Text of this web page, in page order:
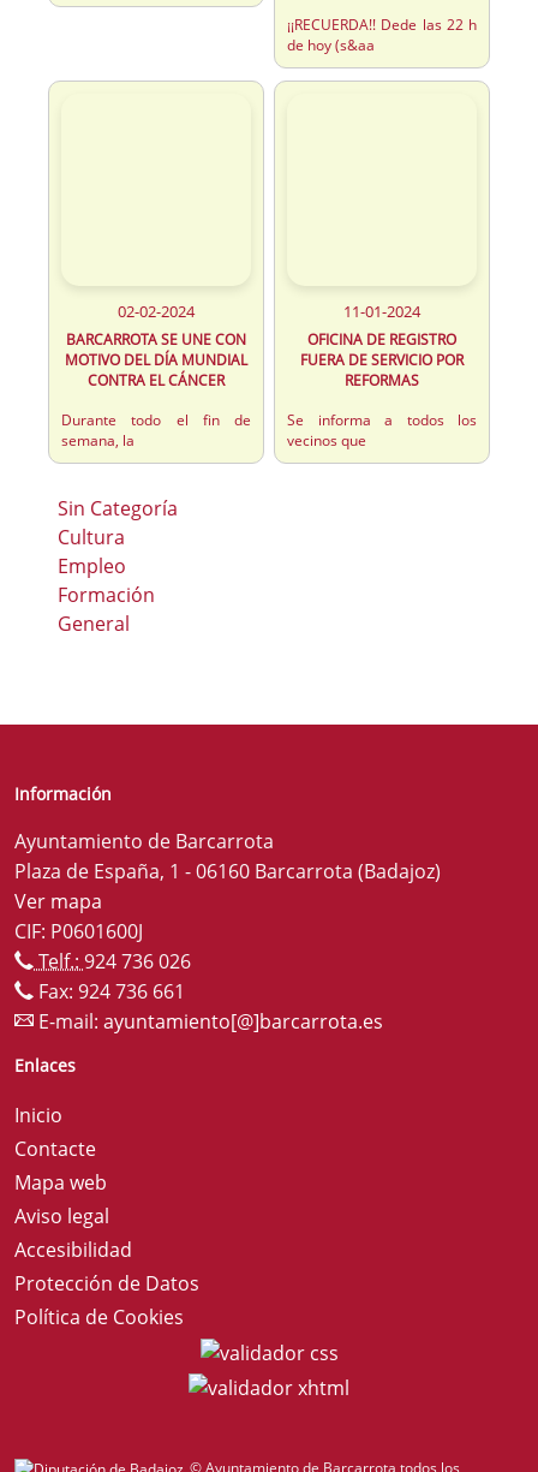
¡¡RECUERDA!! Dede las 22 h
de hoy (s&aa
02-02-2024
BARCARROTA SE UNE CON
MOTIVO DEL DÍA MUNDIAL
CONTRA EL CÁNCER
Durante todo el fin de
semana, la
11-01-2024
OFICINA DE REGISTRO
FUERA DE SERVICIO POR
REFORMAS
Se informa a todos los
vecinos que
Sin Categoría
Cultura
Empleo
Formación
General
Información
Ayuntamiento de Barcarrota
Plaza de España, 1 - 06160 Barcarrota (Badajoz)
Ver mapa
CIF: P0601600J
Telf.: 924 736 026
Fax: 924 736 661
E-mail: ayuntamiento[@]barcarrota.es
Enlaces
Inicio
Contacte
Mapa web
Aviso legal
Accesibilidad
Protección de Datos
Política de Cookies